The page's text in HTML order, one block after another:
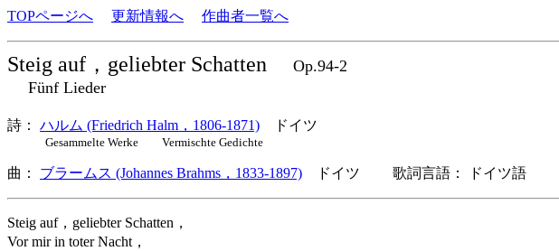
TOPページへ 更新情報へ 作曲者一覧へ
Steig auf，geliebter Schatten
Op.94-2
Fünf Lieder
詩： ハルム (Friedrich Halm，1806-1871) ドイツ
Gesammelte Werke Vermischte Gedichte
曲： ブラームス (Johannes Brahms，1833-1897) ドイツ 歌詞言語： ドイツ語
Steig auf，geliebter Schatten，
Vor mir in toter Nacht，